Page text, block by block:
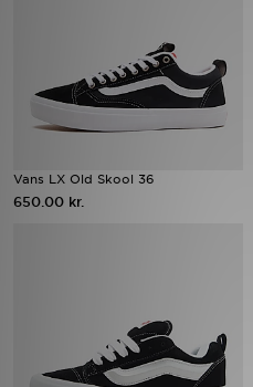
Vans LX Old Skool 36
650.00 kr.
Hjælp & information